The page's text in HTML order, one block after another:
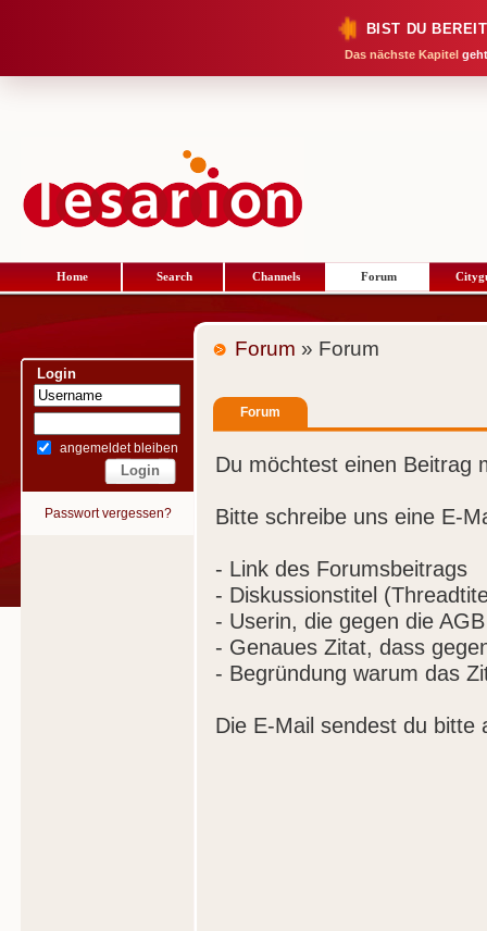
BIST DU
Das nächste Kapitel
Home Search Channels Forum
Login
angemeldet bleiben
Passwort vergessen?
Forum » Forum
Forum
Du möchtest einen Beitrag
Bitte schreibe uns eine E-
- Link des Forumsbeitrags
- Diskussionstitel
- Userin, die gegen die
- Genaues Zitat, dass
- Begründung warum das
Die E-Mail sendest du bitte